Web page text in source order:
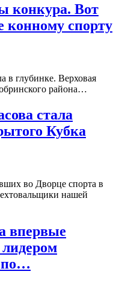
конкура. Вот
конному спорту
в глубинке. Верховая
района…
стала
Кубка
во Дворце спорта в
нашей
впервые
лидером
по…